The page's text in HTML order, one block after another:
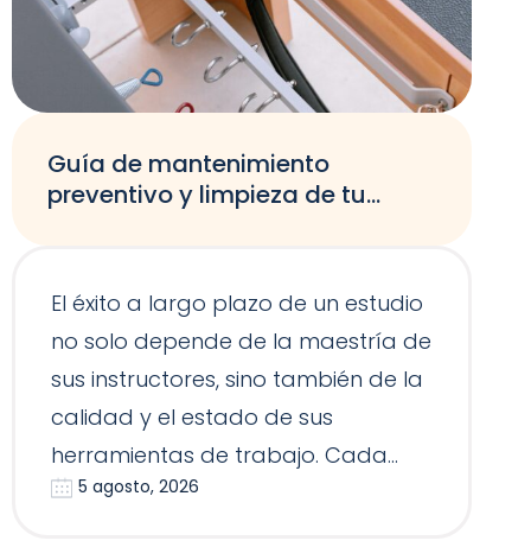
Guía de mantenimiento
preventivo y limpieza de tu
El éxito a largo plazo de un estudio
no solo depende de la maestría de
sus instructores, sino también de la
calidad y el estado de sus
herramientas de trabajo. Cada
Reformer, Silla…
5 agosto, 2026